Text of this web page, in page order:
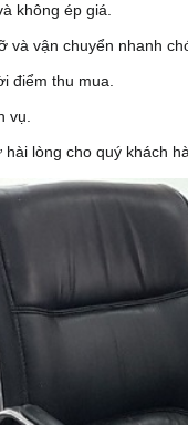
không ép giá.
vận chuyển nhanh
điểm thu mua.
vụ.
lòng cho quý khách